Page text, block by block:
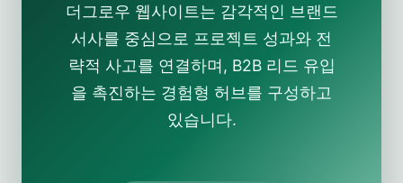
더그로우 웹사이트는 감각적인 브랜드
서사를 중심으로 프로젝트 성과와 전
략적 사고를 연결하며, B2B 리드 유입
을 촉진하는 경험형 허브를 구성하고
있습니다.